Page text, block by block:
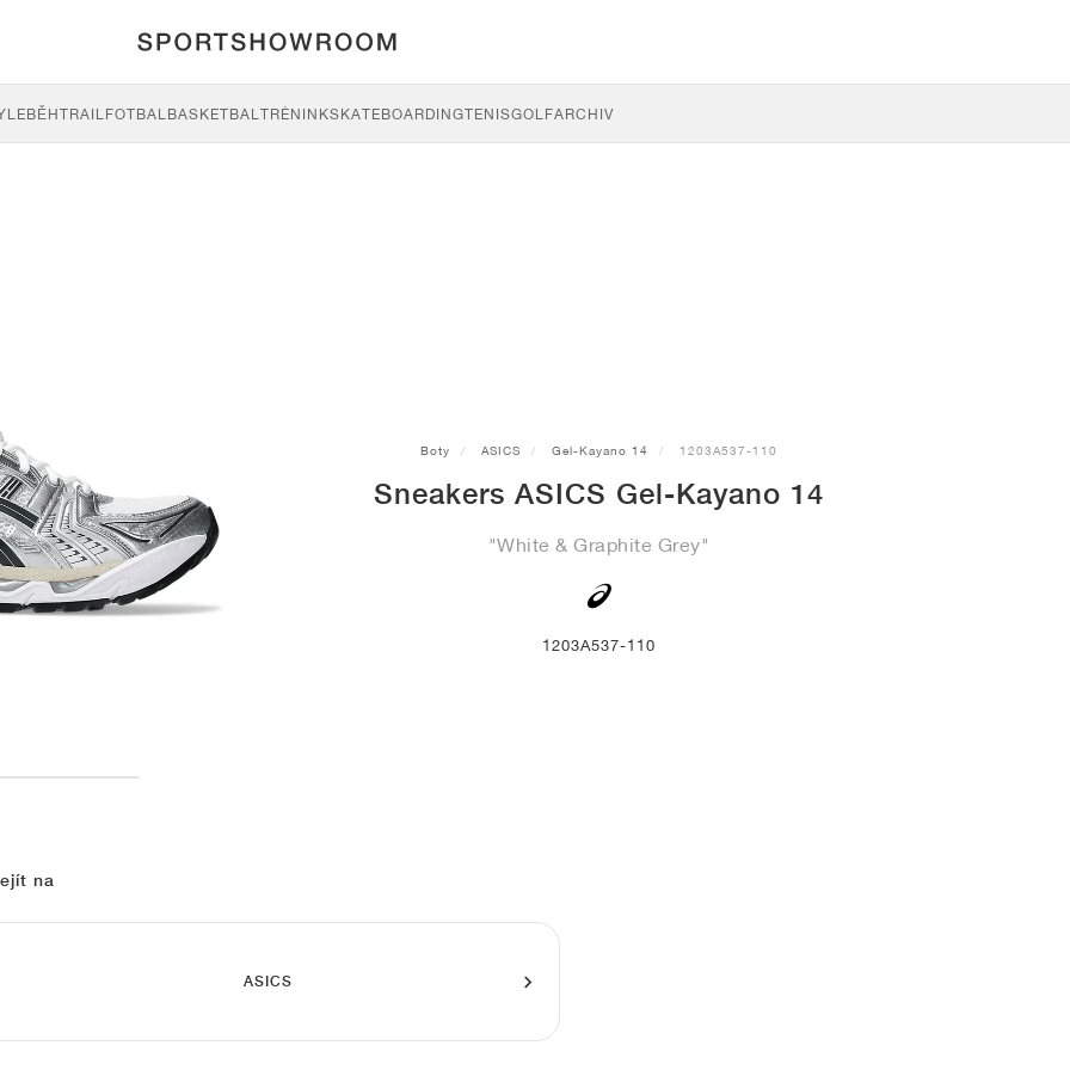
BĚHTRAILFOTBALBASKETBALTRÉNINKSKATEBOARDINGTENISGOLFARCHIV
Boty ASICS Gel-Kayano 14 1203A537-110
Sneakers ASICS Gel-Kayano 14
"White & Graphite Grey"
1203A537-110
na
ASICS